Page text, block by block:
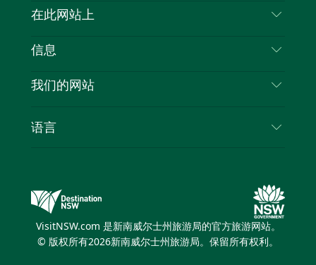
喳
联系我们
隐私
Cookie 通知
在此网站上
目的地
新南威尔士州公路旅行
活动
信息
旅行信息
新南威尔士州的商业
我们的网站
新南威尔士州旅游局媒体中心
缤纷悉尼灯光音乐节
语言
VisitNSW.com 是新南威尔士州旅游局的官方旅游网站。
© 版权所有2026新南威尔士州旅游局。保留所有权利。